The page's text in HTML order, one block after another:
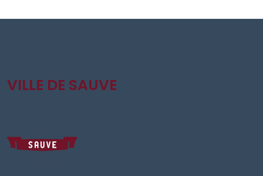
VILLE DE SAUVE